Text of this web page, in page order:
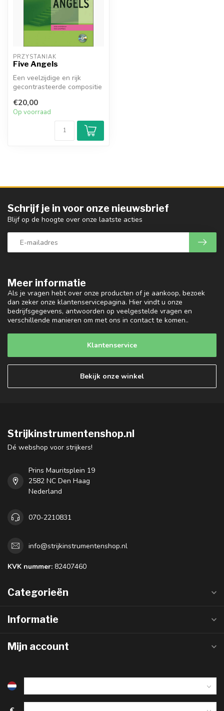
PRZYSTANIAK
Five Angels
Een veelzijdige en rijk
gecontrasteerde compositie
kla...
€20,00
Op voorraad
Meer informatie
Als je vragen hebt over onze producten of je aankoop, bezoek
dan zeker onze klantenservicepagina. Hier vindt u onze
bedrijfsgegevens, antwoorden op veelgestelde vragen en
verschillende manieren om met ons in contact te komen..
Klantenservice
Bekijk onze winkel
Schrijf je in voor onze nieuwsbrief
Blijf op de hoogte over onze laatste acties
Strijkinstrumentenshop.nl
Dé webshop voor strijkers!
Prins Mauritsplein 19
2582 NC Den Haag
Nederland
070-2210831
info@strijkinstrumentenshop.nl
KVK nummer: 82407460
Categorieën
Informatie
Mijn account